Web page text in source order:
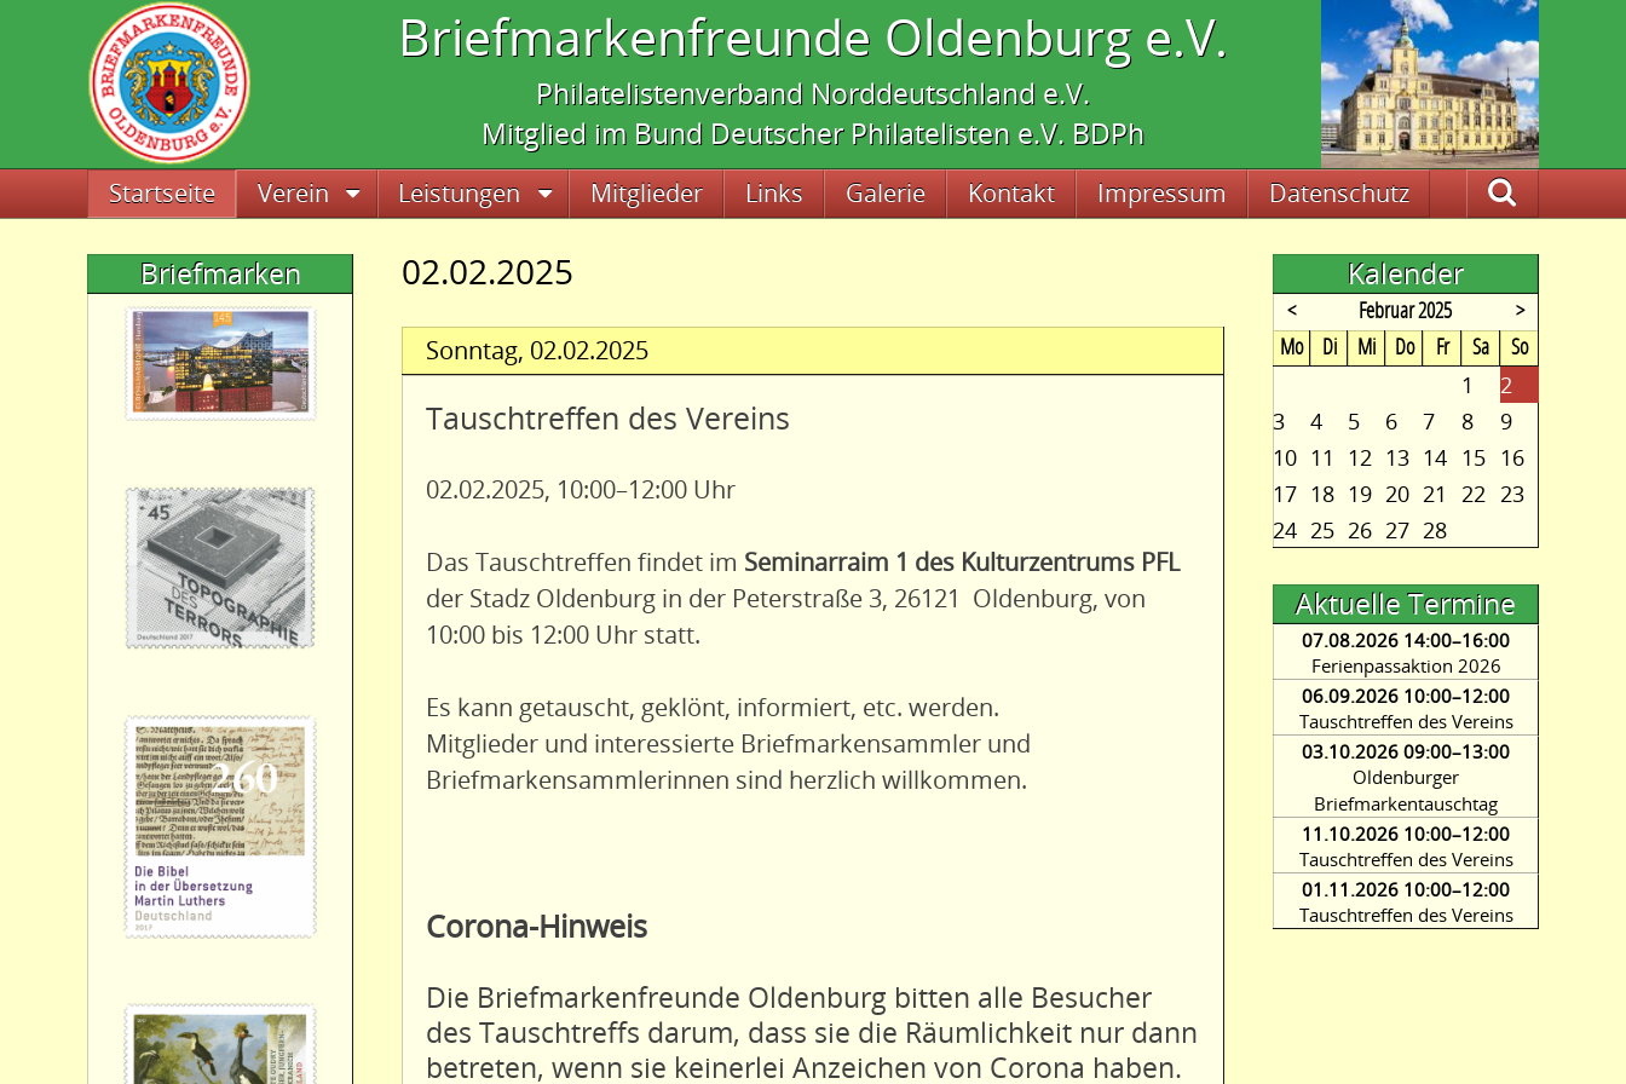
Briefmarkenfreunde Oldenburg e.V.
Philatelistenverband Norddeutschland e.V.
Mitglied im Bund Deutscher Philatelisten e.V. BDPh
Navigation überspringen
Startseite Verein Leistungen Mitglieder Links Galerie Kontakt Impressum Datenschutz Suche
02.02.2025
Sonntag, 02.02.2025
Tauschtreffen des Vereins
02.02.2025, 10:00–12:00 Uhr
Das Tauschtreffen findet im Seminarraim 1 des Kulturzentrums PFL
der Stadz Oldenburg in der Peterstraße 3, 26121 Oldenburg, von
10:00 bis 12:00 Uhr statt.
Es kann getauscht, geklönt, informiert, etc. werden.
Mitglieder und interessierte Briefmarkensammler und
Briefmarkensammlerinnen sind herzlich willkommen.
Corona-Hinweis
Die Briefmarkenfreunde Oldenburg bitten alle Besucher
des Tauschtreffs darum, dass sie die Räumlichkeit nur dann
betreten, wenn sie keinerlei Anzeichen von Corona haben.
Briefmarken Kalender
< Februar 2025
>
Montag
Dienstag
Mittwoch
Donnerstag
FreitagSamstag
Sonntag
1
2
3
4 5 6 7 8
9
10 11 12 13 14 15 16
17 18 19 20 21 22 23
24 25 26 27 28
Aktuelle Termine
07.08.2026 14:00–16:00
Ferienpassaktion 2026
06.09.2026 10:00–12:00
Tauschtreffen des Vereins
03.10.2026 09:00–13:00
Oldenburger
Briefmarkentauschtag
11.10.2026 10:00–12:00
Tauschtreffen des Vereins
01.11.2026 10:00–12:00
Tauschtreffen des Vereins